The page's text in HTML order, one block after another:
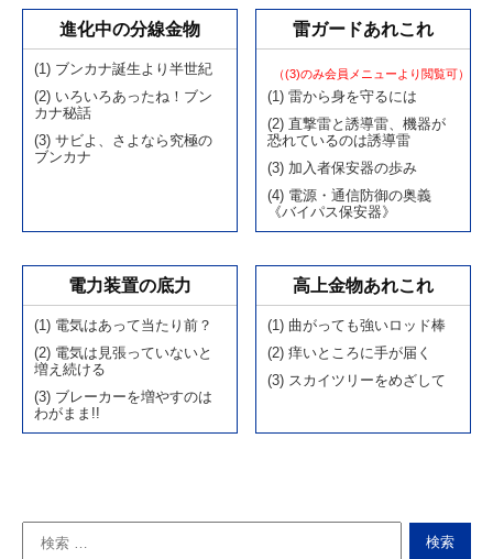
進化中の分線金物
(1) ブンカナ誕生より半世紀
(2) いろいろあったね！ブン
カナ秘話
(3) サビよ、さよなら究極の
ブンカナ
雷ガードあれこれ
（(3)のみ会員メニューより閲覧可）
(1) 雷から身を守るには
(2) 直撃雷と誘導雷、機器が
恐れているのは誘導雷
(3) 加入者保安器の歩み
(4) 電源・通信防御の奥義
《バイパス保安器》
電力装置の底力
(1) 電気はあって当たり前？
(2) 電気は見張っていないと
増え続ける
(3) ブレーカーを増やすのは
わがまま!!
高上金物あれこれ
(1) 曲がっても強いロッド棒
(2) 痒いところに手が届く
(3) スカイツリーをめざして